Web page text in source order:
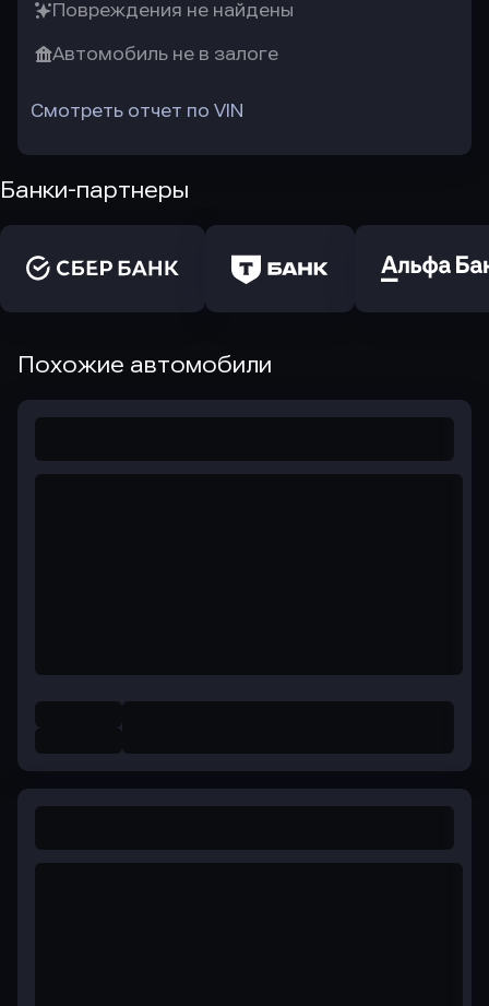
Повреждения не найдены
Автомобиль не в залоге
Смотреть отчет по VIN
Банки-партнеры
Похожие автомобили